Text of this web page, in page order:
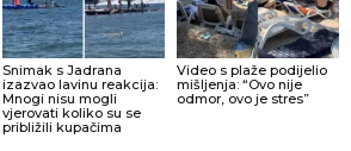
Snimak s Jadrana
izazvao lavinu reakcija:
Mnogi nisu mogli
vjerovati koliko su se
približili kupačima
Video s plaže podijelio
mišljenja: “Ovo nije
odmor, ovo je stres”